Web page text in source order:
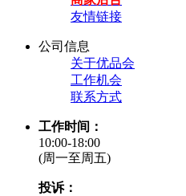
友情链接
公司信息
关于优品会
工作机会
联系方式
工作时间：
10:00-18:00
(周一至周五)
投诉：